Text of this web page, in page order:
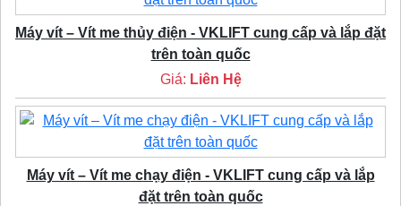
Máy vít – Vít me thủy điện - VKLIFT cung cấp và lắp đặt
trên toàn quốc
Giá: Liên Hệ
Máy vít – Vít me chạy điện - VKLIFT cung cấp và lắp
đặt trên toàn quốc